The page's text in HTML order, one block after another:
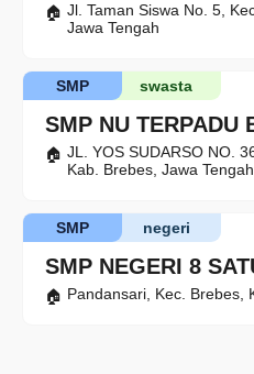
Jl. Taman Siswa No. 5,
Jawa Tengah
SMP NU TERPADU
swasta
SMP
JL. YOS SUDARSO NO.
Kab. Brebes, Jawa Tengah
SMP NEGERI 8
negeri
SMP
Pandansari, Kec. Brebes,